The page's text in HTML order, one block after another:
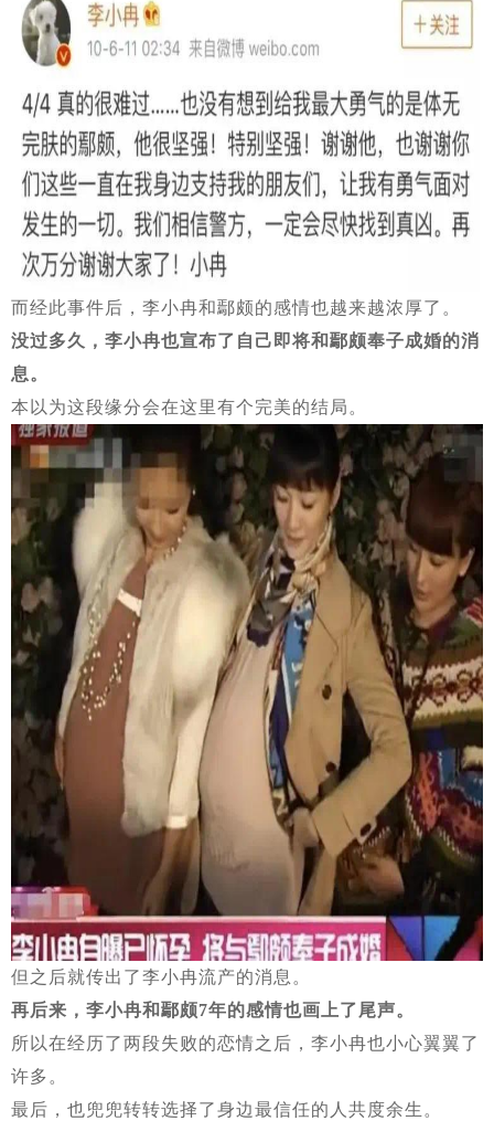
而经此事件后，李小冉和鄢颇的感情也越来越浓厚了。
没过多久，李小冉也宣布了自己即将和鄢颇奉子成婚的消
息。
本以为这段缘分会在这里有个完美的结局。
但之后就传出了李小冉流产的消息。
再后来，李小冉和鄢颇7年的感情也画上了尾声。
所以在经历了两段失败的恋情之后，李小冉也小心翼翼了
许多。
最后，也兜兜转转选择了身边最信任的人共度余生。